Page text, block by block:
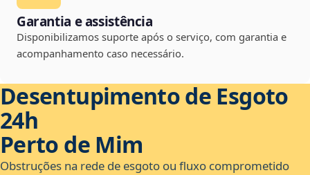
Garantia e assistência
Disponibilizamos suporte após o serviço, com garantia e
acompanhamento caso necessário.
Desentupimento de Esgoto
24h
Perto de Mim
Obstruções na rede de esgoto ou fluxo comprometido